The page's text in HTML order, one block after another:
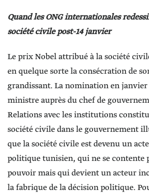
Quand les ONG internationales
société civile post-14 janvier
Le prix Nobel attribué à la société
en quelque sorte la consécration de
grandissant. La nomination en janvier
ministre auprès du chef de
Relations avec les institutions
société civile dans le gouvernement
que la société civile est devenu un
politique tunisien, qui ne se contente
pouvoir mais qui devient un acteur
la fabrique de la décision politique.